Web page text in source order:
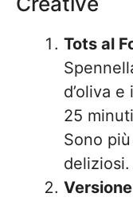
Tots al
d’oliva
25
Sono
deliziosi.